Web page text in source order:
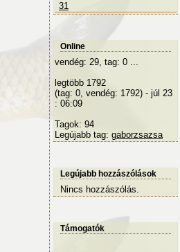
31
Online
vendég: 29, tag: 0 ...
legtöbb 1792
(tag: 0, vendég: 1792) - júl 23
: 06:09
Tagok: 94
Legújabb tag: gaborzsazsa
Legújabb hozzászólások
Nincs hozzászólás.
Támogatók